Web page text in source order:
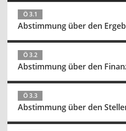
Ö 3.1
Abstimmung über den
Ö 3.2
Abstimmung über den
Ö 3.3
Abstimmung über den